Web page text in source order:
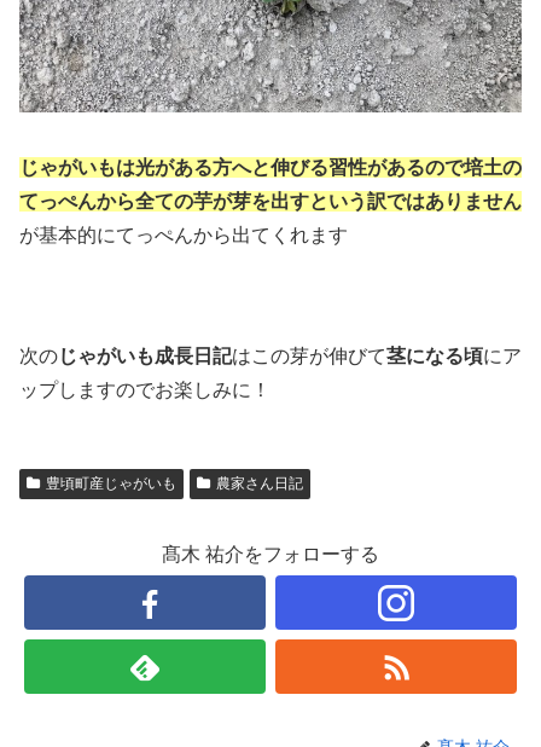
じゃがいもは光がある方へと伸びる習性があるので培土の
てっぺんから全ての芋が芽を出すという訳ではありません
が基本的にてっぺんから出てくれます
次のじゃがいも成長日記はこの芽が伸びて茎になる頃にア
ップしますのでお楽しみに！
豊頃町産じゃがいも 農家さん日記
髙木 祐介をフォローする